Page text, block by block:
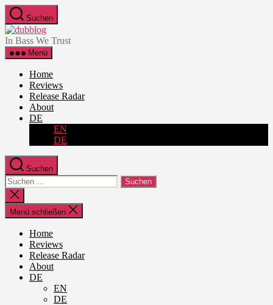
Zum
Inhalt
springen
Suchen
dubblog
In Bass We Trust
Menü
Home
Reviews
Release Radar
About
DE
EN
DE
Suchen
Suche
nach:
Suche
schließen
Menü schließen
Home
Reviews
Release Radar
About
DE
EN
DE